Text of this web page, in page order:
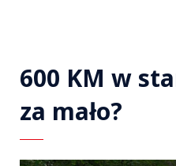
600 KM w
za mało?